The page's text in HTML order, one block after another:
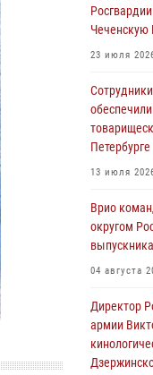
08 августа
«Поезда
08 августа
ОМОН
08 августа
теннису ко
08 августа
Чеченскую
23 июля
Петербурге
13 июля
Врио
округом
04 августа
Директор
армии